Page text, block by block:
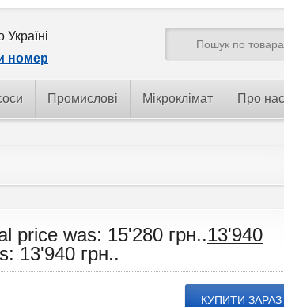
номер
Промислові Мікроклімат Про нас
price was: 15'280 грн..13'940
13'940 грн..
КУПИТИ ЗАРАЗ